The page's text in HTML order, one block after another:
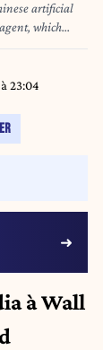
artificial
which
unveils a new
that
Lucas / Hans
23:04
à Wall